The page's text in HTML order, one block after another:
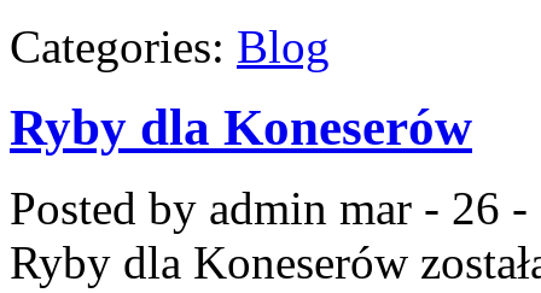
Categories: Blog
Ryby dla Koneserów
Posted by admin mar - 26 -
Ryby dla Koneserów